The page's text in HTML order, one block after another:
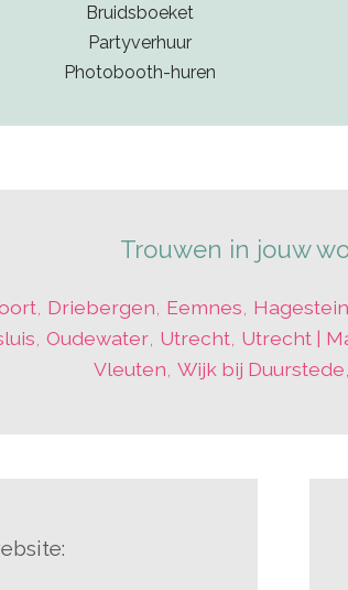
Bruidsboeket
Partyverhuur
Photobooth-huren
Trouwen in jouw
Driebergen Eemnes Hagestein
,Oudewater Utrecht Utrecht |
Vleuten Wijk bij Duurstede